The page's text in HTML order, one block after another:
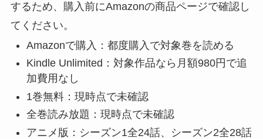
するため、購入前にAmazonの商品ページで確認し
てください。
Amazonで購入：都度購入で対象巻を読める
Kindle Unlimited：対象作品なら月額980円で追
加費用なし
1巻無料：現時点で未確認
全巻読み放題：現時点で未確認
アニメ版：シーズン1全24話、シーズン2全28話